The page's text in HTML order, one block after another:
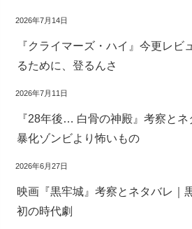
2026年7月14日
『クライマーズ・ハイ』今更レビ
るために、登るんさ
2026年7月11日
『28年後… 白骨の神殿』考察とネ
暴化ゾンビより怖いもの
2026年6月27日
映画『黒牢城』考察とネタバレ｜
初の時代劇